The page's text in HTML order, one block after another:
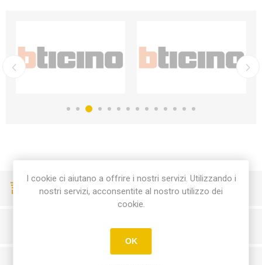
CONSEGNE VELOCI
PAGAMENTI SICURI
I cookie ci aiutano a offrire i nostri servizi. Utilizzando i
nostri servizi, acconsentite al nostro utilizzo dei
cookie.
OK